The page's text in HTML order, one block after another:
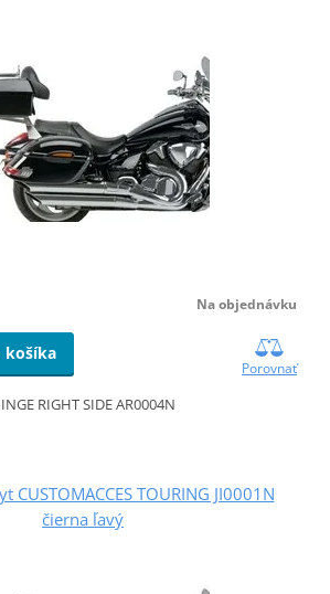
Na objednávku
košíka
Porovnať
RIGHT SIDE AR0004N
CUSTOMACCES TOURING JI0001N
čierna ľavý